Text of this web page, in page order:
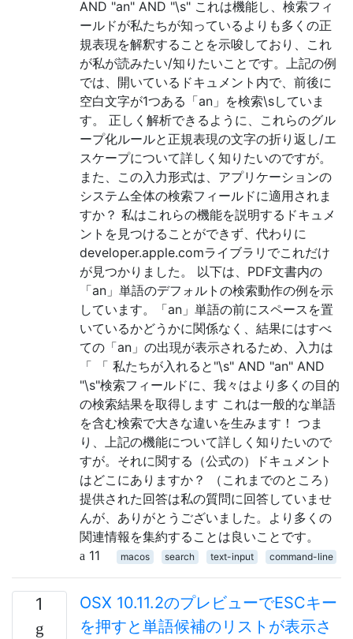
AND "an" AND "\s" これは機能し、検索フィ
ールドが私たちが知っているよりも多くの正
規表現を解釈することを示唆しており、これ
が私が読みたい/知りたいことです。上記の例
では、開いているドキュメント内で、前後に
空白文字が1つある「an」を検索\sしていま
す。 正しく解析できるように、これらのグル
ープ化ルールと正規表現の文字の折り返し/エ
スケープについて詳しく知りたいのですが。
また、この入力形式は、アプリケーションの
システム全体の検索フィールドに適用されま
すか？ 私はこれらの機能を説明するドキュメ
ントを見つけることができず、代わりに
developer.apple.comライブラリでこれだけ
が見つかりました。 以下は、PDF文書内の
「an」単語のデフォルトの検索動作の例を示
しています。「an」単語の前にスペースを置
いているかどうかに関係なく、結果にはすべ
ての「an」の出現が表示されるため、入力は
「 「 私たちが入れると"\s" AND "an" AND
"\s"検索フィールドに、我々はより多くの目的
の検索結果を取得します これは一般的な単語
を含む検索で大きな違いを生みます！ つま
り、上記の機能について詳しく知りたいので
すが。それに関する（公式の）ドキュメント
はどこにありますか？ （これまでのところ）
提供された回答は私の質問に回答していませ
んが、ありがとうございました。より多くの
関連情報を集約することは良いことです。
11
macos search text-input command-line
1
OSX 10.11.2のプレビューでESCキー
を押すと単語候補のリストが表示さ